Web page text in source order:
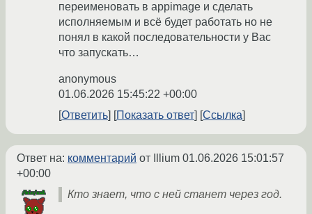
переименовать в appimage и сделать
исполняемым и всё будет работать но не
понял в какой последовательности у Вас
что запускать…
anonymous
01.06.2026 15:45:22 +00:00
Ответить
Показать ответ Ссылка
Ответ на: комментарий от Illium 01.06.2026 15:01:57
+00:00
Кто знает, что с ней станет через год.